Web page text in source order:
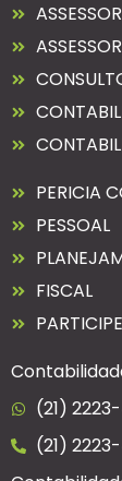
PERICIA
PESSOAL
FISCAL
(21)
(21)